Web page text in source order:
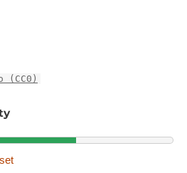
depuis la
(CC0)